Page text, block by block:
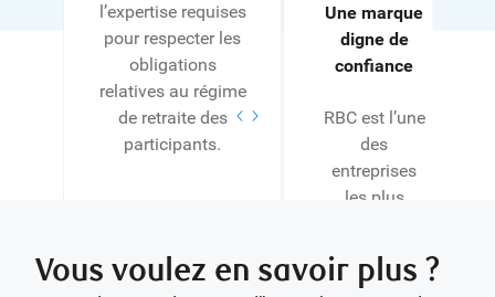
l’expertise requises
pour respecter les
obligations
relatives au régime
de retraite des
participants.
Une marque
digne de
confiance
RBC est l’une
des
entreprises
les plus
respectées du
Vous voulez en savoir plus ?